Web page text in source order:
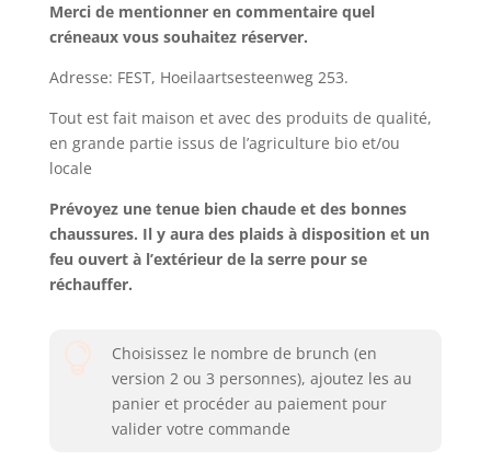
Merci de mentionner en commentaire quel
créneaux vous souhaitez réserver.
Adresse: FEST, Hoeilaartsesteenweg 253.
Tout est fait maison et avec des produits de qualité,
en grande partie issus de l’agriculture bio et/ou
locale
Prévoyez une tenue bien chaude et des bonnes
chaussures. Il y aura des plaids à disposition et un
feu ouvert à l’extérieur de la serre pour se
réchauffer.
Choisissez le nombre de brunch (en
version 2 ou 3 personnes), ajoutez les au
panier et procéder au paiement pour
valider votre commande